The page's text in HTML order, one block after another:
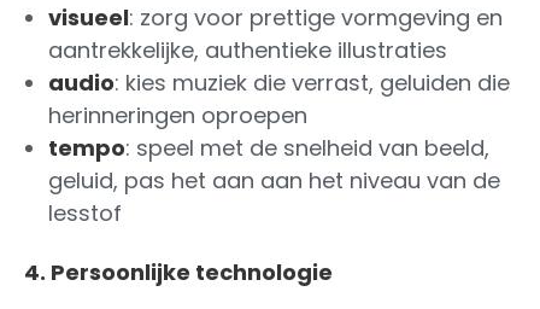
visueel: zorg voor prettige vormgeving en
aantrekkelijke, authentieke illustraties
audio: kies muziek die verrast, geluiden die
herinneringen oproepen
tempo: speel met de snelheid van beeld,
geluid, pas het aan aan het niveau van de
lesstof
4. Persoonlijke technologie